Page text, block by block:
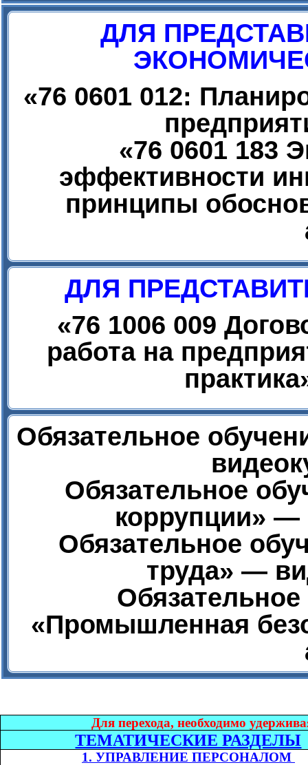
ДЛЯ
«76 0601 012:
«76 0601 183
эффективности
принципы
ДЛЯ
«76 1006 009
работа на
практика
Обязательное
Обязательное
коррупции» —
Обязательное
труда» —
«Промышленная
Для перехода, необходимо
ТЕМАТИЧЕСКИЕ РАЗДЕЛЫ
1. УПРАВЛЕНИЕ ПЕРСОНАЛОМ​​